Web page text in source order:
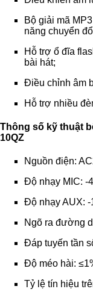
Bộ giải mã
năng chuyển
Hỗ trợ ổ đĩa
bài hát;
Điều chỉnh âm
Hỗ trợ nhiều
Thông số kỹ thuật
10QZ
Nguồn điện:
Độ nhạy MIC: -
Độ nhạy AUX: -
Ngõ ra đường
Đáp tuyến tần
Độ méo hài:
Tỷ lệ tín hiệu